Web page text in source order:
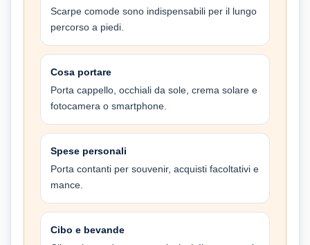
Scarpe comode sono indispensabili per il lungo
percorso a piedi.
Cosa portare
Porta cappello, occhiali da sole, crema solare e
fotocamera o smartphone.
Spese personali
Porta contanti per souvenir, acquisti facoltativi e
mance.
Cibo e bevande